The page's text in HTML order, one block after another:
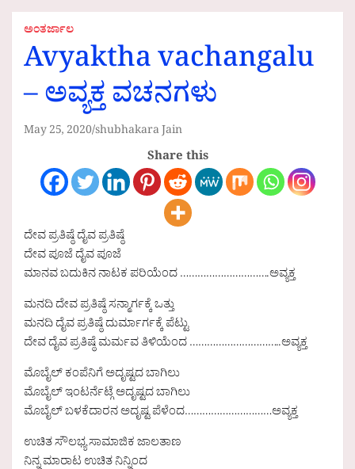
ಅಂತರ್ಜಾಲ
Avyaktha vachangalu
– ಅವ್ಯಕ್ತ ವಚನಗಳು
May 25, 2020shubhakara Jain
Share this
ದೇವ ಪ್ರತಿಷ್ಠೆ ದೈವ ಪ್ರತಿಷ್ಠೆ
ದೇವ ಪೂಜೆ ದೈವ ಪೂಜೆ
ಮಾನವ ಬದುಕಿನ ನಾಟಕ ಪರಿಯೆಂದ ………………………….ಅವ್ಯಕ್ತ
ಮನದಿ ದೇವ ಪ್ರತಿಷ್ಠೆ ಸನ್ಮಾರ್ಗಕ್ಕೆ ಒತ್ತು
ಮನದಿ ದೈವ ಪ್ರತಿಷ್ಠೆ ದುರ್ಮಾರ್ಗಕ್ಕೆ ಪೆಟ್ಟು
ದೇವ ದೈವ ಪ್ರತಿಷ್ಠೆ ಮರ್ಮವ ತಿಳಿಯೆಂದ …………………………..ಅವ್ಯಕ್ತ
ಮೊಬೈಲ್ ಕಂಪೆನಿಗೆ ಅದೃಷ್ಟದ ಬಾಗಿಲು
ಮೊಬೈಲ್ ಇಂಟರ್ನೆಟ್ಗೆ ಅದೃಷ್ಟದ ಬಾಗಿಲು
ಮೊಬೈಲ್ ಬಳಕೆದಾರನ ಅದೃಷ್ಟ ಪೆಳೆಂದ…………………………ಅವ್ಯಕ್ತ
ಉಚಿತ ಸೌಲಭ್ಯ ಸಾಮಾಜಿಕ ಜಾಲತಾಣ
ನಿನ್ನ ಮಾರಾಟ ಉಚಿತ ನಿನ್ನಿಂದ